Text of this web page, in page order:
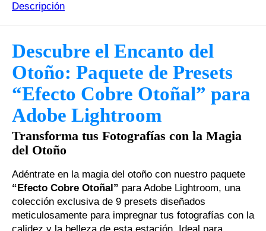
Descripción
Descubre el Encanto del
Otoño: Paquete de Presets
“Efecto Cobre Otoñal” para
Adobe Lightroom
Transforma tus Fotografías con la Magia
del Otoño
Adéntrate en la magia del otoño con nuestro paquete
“Efecto Cobre Otoñal” para Adobe Lightroom, una
colección exclusiva de 9 presets diseñados
meticulosamente para impregnar tus fotografías con la